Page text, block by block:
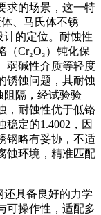
求的场景，这一特
、马氏体不锈
计的定位。耐蚀性
Cr₂O₃）钝化保
弱碱性介质等轻度
锈蚀问题，其耐蚀
阻隔，经试验验
，耐蚀性优于低铬
定的1.4002，因
钢略有妥协，不适
蚀环境，精准匹配
还具备良好的力学
可操作性，适配多